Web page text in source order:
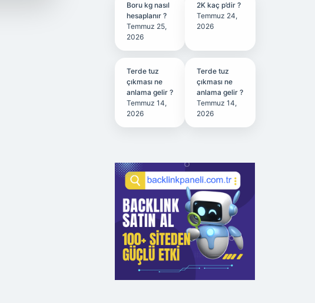
Boru kg nasıl
hesaplanır ?
Temmuz 25,
2026
2K kaç p’dir ?
Temmuz 24,
2026
Terde tuz
çıkması ne
anlama gelir ?
Temmuz 14,
2026
Terde tuz
çıkması ne
anlama gelir ?
Temmuz 14,
2026